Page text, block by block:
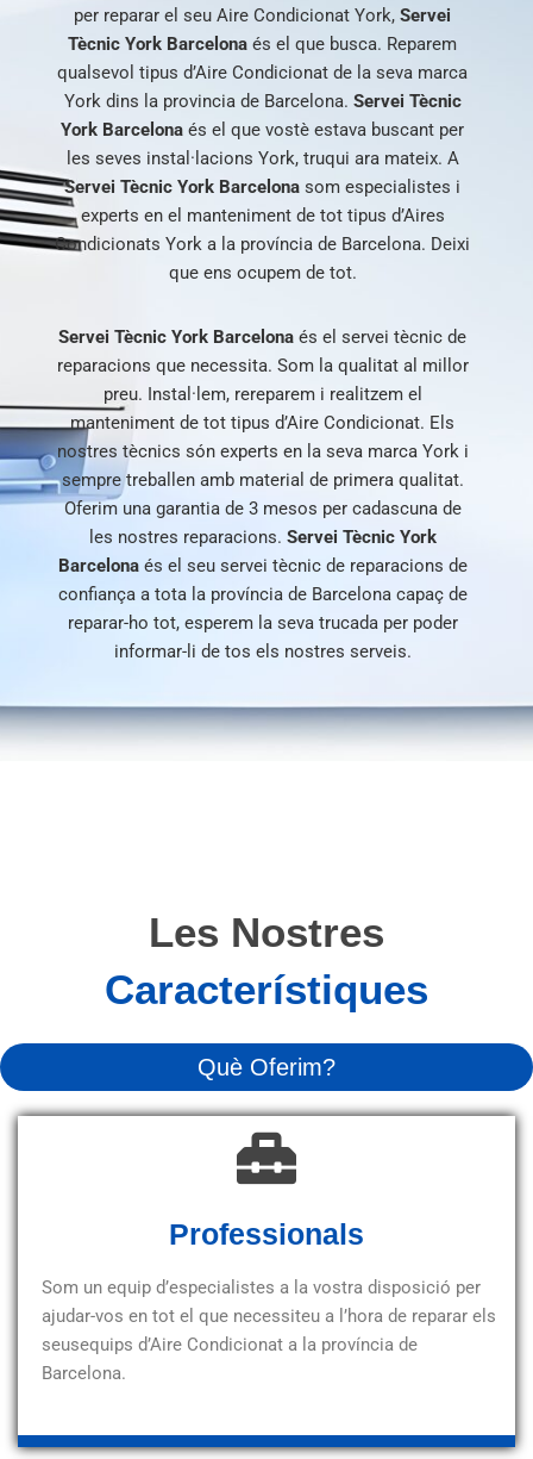
per reparar el seu Aire Condicionat York, Servei
Tècnic York Barcelona és el que busca. Reparem
qualsevol tipus d’Aire Condicionat de la seva marca
York dins la provincia de Barcelona. Servei Tècnic
York Barcelona és el que vostè estava buscant per
les seves instal·lacions York, truqui ara mateix. A
Servei Tècnic York Barcelona som especialistes i
experts en el manteniment de tot tipus d’Aires
Condicionats York a la província de Barcelona. Deixi
que ens ocupem de tot.
Servei Tècnic York Barcelona és el servei tècnic de
reparacions que necessita. Som la qualitat al millor
preu. Instal·lem, rereparem i realitzem el
manteniment de tot tipus d’Aire Condicionat. Els
nostres tècnics són experts en la seva marca York i
sempre treballen amb material de primera qualitat.
Oferim una garantia de 3 mesos per cadascuna de
les nostres reparacions. Servei Tècnic York
Barcelonaés el seu servei tècnic de reparacions de
confiança a tota la província de Barcelona capaç de
reparar-ho tot, esperem la seva trucada per poder
informar-li de tos els nostres serveis.
Les Nostres
Característiques
Què Oferim?
Professionals
Som un equip d’especialistes a la vostra disposició per
ajudar-vos en tot el que necessiteu a l’hora de reparar els
seusequips d’Aire Condicionat a la província de
Barcelona.